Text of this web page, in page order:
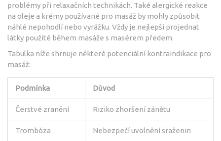
problémy při relaxačních technikách. Také alergické reakce
na oleje a krémy používané pro masáž by mohly způsobit
náhlé nepohodlí nebo vyrážku. Vždy je nejlepší projednat
látky použité během masáže s masérem předem.
Tabulka níže shrnuje některé potenciální kontraindikace pro
masáž:
Podmínka Důvod
Čerstvé zranění Riziko zhoršení zánětu
Trombóza Nebezpečí uvolnění sraženin